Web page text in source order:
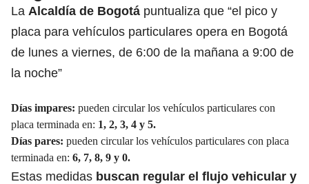
La Alcaldía de Bogotá puntualiza que “el pico y
placa para vehículos particulares opera en Bogotá
de lunes a viernes, de 6:00 de la mañana a 9:00 de
la noche”
Días impares: pueden circular los vehículos particulares con
placa terminada en: 1, 2, 3, 4 y 5.
Días pares: pueden circular los vehículos particulares con placa
terminada en: 6, 7, 8, 9 y 0.
Estas medidas buscan regular el flujo vehicular y